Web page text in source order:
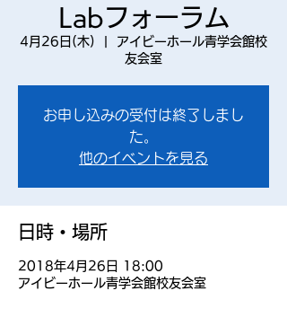
Labフォーラム
4月26日(木)
アイビーホール青学会館校
友会室
お申し込みの受付は終了しまし
た。
他のイベントを見る
日時・場所
2018年4月26日 18:00
アイビーホール青学会館校友会室